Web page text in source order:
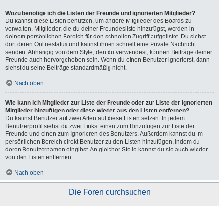
Wozu benötige ich die Listen der Freunde und ignorierten Mitglieder?
Du kannst diese Listen benutzen, um andere Mitglieder des Boards zu
verwalten. Mitglieder, die du deiner Freundesliste hinzufügst, werden in
deinem persönlichen Bereich für den schnellen Zugriff aufgelistet. Du siehst
dort deren Onlinestatus und kannst ihnen schnell eine Private Nachricht
senden. Abhängig von dem Style, den du verwendest, können Beiträge deiner
Freunde auch hervorgehoben sein. Wenn du einen Benutzer ignorierst, dann
siehst du seine Beiträge standardmäßig nicht.
Nach oben
Wie kann ich Mitglieder zur Liste der Freunde oder zur Liste der ignorierten
Mitglieder hinzufügen oder diese wieder aus den Listen entfernen?
Du kannst Benutzer auf zwei Arten auf diese Listen setzen: In jedem
Benutzerprofil siehst du zwei Links: einen zum Hinzufügen zur Liste der
Freunde und einen zum Ignorieren des Benutzers. Außerdem kannst du im
persönlichen Bereich direkt Benutzer zu den Listen hinzufügen, indem du
deren Benutzernamen eingibst. An gleicher Stelle kannst du sie auch wieder
von den Listen entfernen.
Nach oben
Die Foren durchsuchen